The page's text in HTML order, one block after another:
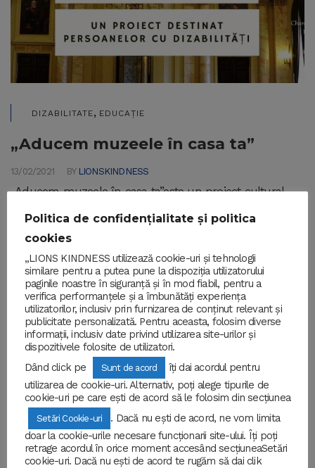
DIZABILITATE, EDUCAȚIE
„Aducem muzeele în casa ta”
13/02/2021 BY LIONSKINDNESS
„Aducem muzeele în casa ta”este un proiect cultural
alternativă digitală vizitării fizice, tradiționale…
READ MORE
Politica de confidențialitate și politica
cookies
„LIONS KINDNESS utilizează cookie-uri și tehnologii
similare pentru a putea pune la dispoziția utilizatorului
paginile noastre în siguranță și în mod fiabil, pentru a
verifica performanțele și a îmbunătăți experiența
utilizatorilor, inclusiv prin furnizarea de conținut relevant și
publicitate personalizată. Pentru aceasta, folosim diverse
informații, inclusiv date privind utilizarea site-urilor și
dispozitivele folosite de utilizatori.
Dând click pe
Sunt de acord
îți dai acordul pentru
utilizarea de cookie-uri. Alternativ, poți alege tipurile de
cookie-uri pe care ești de acord să le folosim din secțiunea
Setări Cookie-uri
. Dacă nu ești de acord, ne vom limita
doar la cookie-urile necesare funcționarii site-ului. Îți poți
retrage acordul în orice moment accesând secțiuneaSetări
cookie-uri. Dacă nu ești de acord te rugăm să dai clik